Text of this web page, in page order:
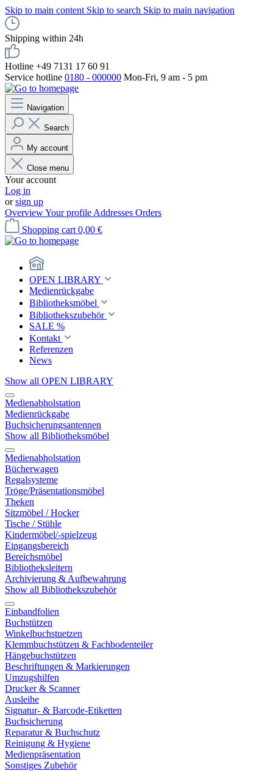
Skip to main content Skip to search Skip to main navigation
Shipping within 24h
Hotline +49 7131 17 60 91
Service hotline 0180 - 000000 Mon-Fri, 9 am - 5 pm
Navigation
Search
My account
Close menu
Your account
Log in
orsign up
OverviewYour profile Addresses Orders
Shopping cart 0,00 €
OPEN LIBRARY
Medienrückgabe
Bibliotheksmöbel
Bibliothekszubehör
SALE %
Kontakt
Referenzen
News
Show all OPEN LIBRARY
Medienabholstation
Medienrückgabe
Buchsicherungsantennen
Show all Bibliotheksmöbel
Medienabholstation
Bücherwagen
Regalsysteme
Tröge/Präsentationsmöbel
Theken
Sitzmöbel / Hocker
Tische / Stühle
Kindermöbel/-spielzeug
Eingangsbereich
Bereichsmöbel
Bibliotheksleitern
Archivierung & Aufbewahrung
Show all Bibliothekszubehör
Einbandfolien
Buchstützen
Winkelbuchstuetzen
Klemmbuchstützen & Fachbodenteiler
Hängebuchstützen
Beschriftungen & Markierungen
Umzugshilfen
Drucker & Scanner
Ausleihe
Signatur- & Barcode-Etiketten
Buchsicherung
Reparatur & Buchschutz
Reinigung & Hygiene
Medienpräsentation
Sonstiges Zubehör